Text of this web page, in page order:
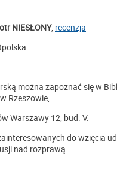
NIESŁONY, recenzja
można zapoznać się w
Rzeszowie,
Warszawy 12, bud. V.
do wzięcia
nad rozprawą.